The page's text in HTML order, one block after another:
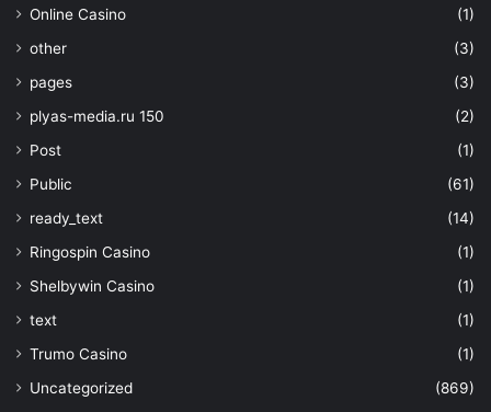
Online Casino
(1)
other
(3)
pages
(3)
plyas-media.ru 150
(2)
Post
(1)
Public
(61)
ready_text
(14)
Ringospin Casino
(1)
Shelbywin Casino
(1)
text
(1)
Trumo Casino
(1)
Uncategorized
(869)